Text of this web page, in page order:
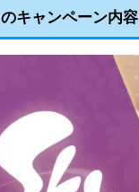
キャンペーン内容